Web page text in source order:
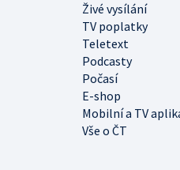
Živé vysílání
TV poplatky
Teletext
Podcasty
Počasí
E-shop
Mobilní a TV
Vše o ČT